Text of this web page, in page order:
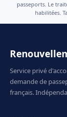
passeports. Le
habilitées.
Service privé
demande de
français.